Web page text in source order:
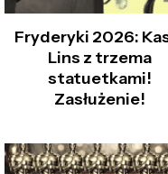
Fryderyki 2026:
Lins z trzema
statuetkami!
Zasłużenie!